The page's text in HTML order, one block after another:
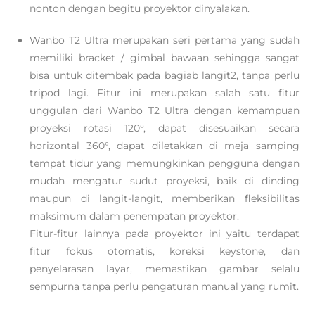
nonton dengan begitu proyektor dinyalakan.
Wanbo T2 Ultra merupakan seri pertama yang sudah
memiliki bracket / gimbal bawaan sehingga sangat
bisa untuk ditembak pada bagiab langit2, tanpa perlu
tripod lagi. Fitur ini merupakan salah satu fitur
unggulan dari Wanbo T2 Ultra dengan kemampuan
proyeksi rotasi 120°, dapat disesuaikan secara
horizontal 360°, dapat diletakkan di meja samping
tempat tidur yang memungkinkan pengguna dengan
mudah mengatur sudut proyeksi, baik di dinding
maupun di langit-langit, memberikan fleksibilitas
maksimum dalam penempatan proyektor.
Fitur-fitur lainnya pada proyektor ini yaitu terdapat
fitur fokus otomatis, koreksi keystone, dan
penyelarasan layar, memastikan gambar selalu
sempurna tanpa perlu pengaturan manual yang rumit.